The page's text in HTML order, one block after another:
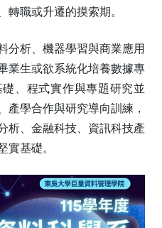
職或升遷的摸索期。
分析、機器學習與商業應用
業生或欲系統化培養數據專
、程式實作與專題研究並
產學合作與研究導向訓練，
析、金融科技、資訊科技產
基礎。